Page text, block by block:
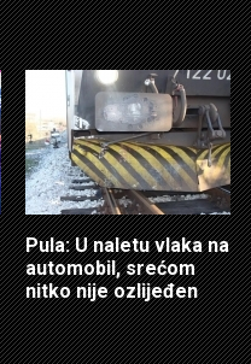
Pula: U naletu vlaka na
automobil, srećom
nitko nije ozlijeđen